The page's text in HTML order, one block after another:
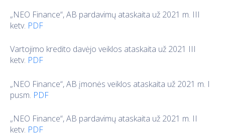
„NEO Finance“, AB pardavimų ataskaita už 2021 m. III
ketv. PDF
Vartojimo kredito davėjo veiklos ataskaita už 2021 III
ketv. PDF
„NEO Finance“, AB įmonės veiklos ataskaita už 2021 m. I
pusm. PDF
„NEO Finance“, AB pardavimų ataskaita už 2021 m. II
ketv. PDF